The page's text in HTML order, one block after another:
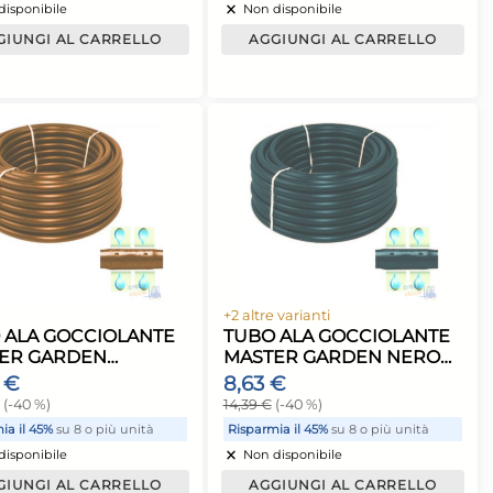
Claber
90395,
Zibro Pompa sifone
Elettrica con autostop
12,02 €
su 6 o più unità
Non disponibile
AGGIUNGI AL CARRELLO